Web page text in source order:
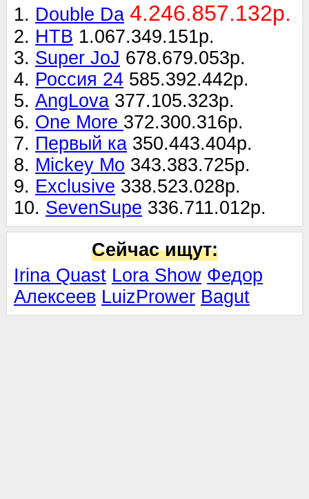
1. Double Da 4.246.857.132р.
2. НТВ 1.067.349.151р.
3. Super JoJ 678.679.053р.
4. Россия 24 585.392.442р.
5. AngLova 377.105.323р.
6. One More 372.300.316р.
7. Первый ка 350.443.404р.
8. Mickey Mo 343.383.725р.
9. Exclusive 338.523.028р.
10. SevenSupe 336.711.012р.
Сейчас ищут:
Irina Quast Lora Show Федор
Алексеев LuizPrower Bagut